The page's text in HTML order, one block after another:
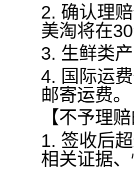
2. 确认理
美淘将在
3. 生鲜类
4. 国际运
邮寄运费。
【不予理
1. 签收后
相关证据